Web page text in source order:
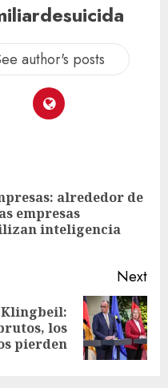
author's posts
alrededor de
empresas
inteligencia
Next
Klingbeil:
los
pierden